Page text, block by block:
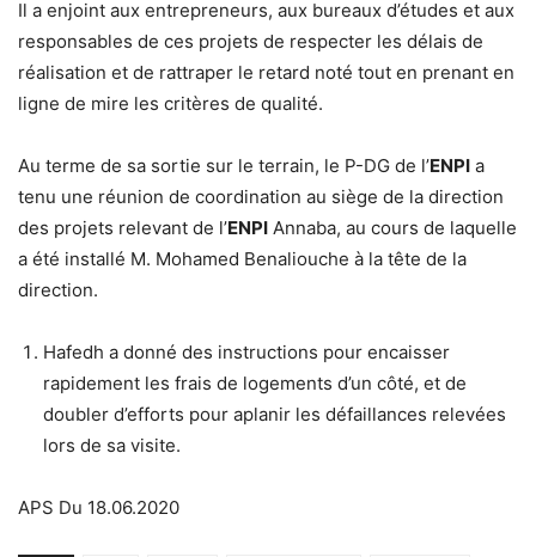
Il a enjoint aux entrepreneurs, aux bureaux d’études et aux
responsables de ces projets de respecter les délais de
réalisation et de rattraper le retard noté tout en prenant en
ligne de mire les critères de qualité.
Au terme de sa sortie sur le terrain, le P-DG de l’ENPI a
tenu une réunion de coordination au siège de la direction
des projets relevant de l’ENPI Annaba, au cours de laquelle
a été installé M. Mohamed Benaliouche à la tête de la
direction.
Hafedh a donné des instructions pour encaisser
rapidement les frais de logements d’un côté, et de
doubler d’efforts pour aplanir les défaillances relevées
lors de sa visite.
APS Du 18.06.2020